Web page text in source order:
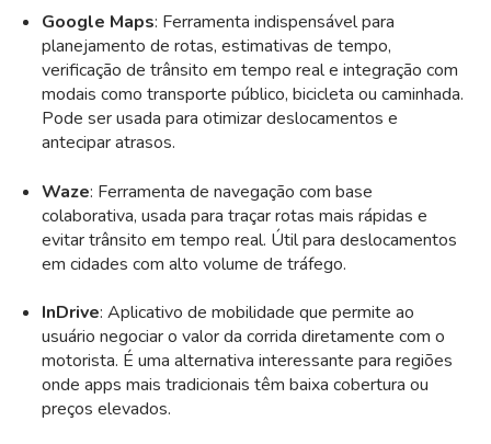
Google Maps: Ferramenta indispensável para
planejamento de rotas, estimativas de tempo,
verificação de trânsito em tempo real e integração com
modais como transporte público, bicicleta ou caminhada.
Pode ser usada para otimizar deslocamentos e
antecipar atrasos.
Waze: Ferramenta de navegação com base
colaborativa, usada para traçar rotas mais rápidas e
evitar trânsito em tempo real. Útil para deslocamentos
em cidades com alto volume de tráfego.
InDrive: Aplicativo de mobilidade que permite ao
usuário negociar o valor da corrida diretamente com o
motorista. É uma alternativa interessante para regiões
onde apps mais tradicionais têm baixa cobertura ou
preços elevados.